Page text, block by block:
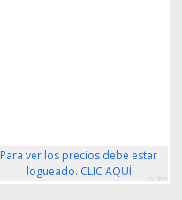
Para ver los precios debe estar
logueado. CLIC AQUÍ
101395